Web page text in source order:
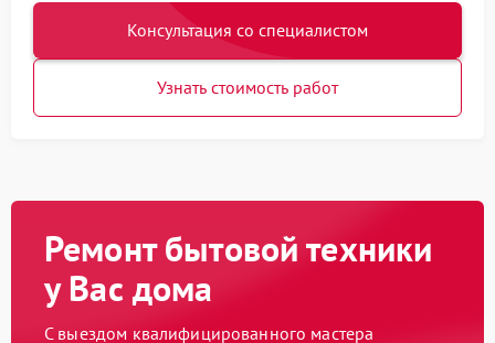
Консультация со специалистом
Узнать стоимость работ
Ремонт бытовой техники
у Вас дома
С выездом квалифицированного мастера